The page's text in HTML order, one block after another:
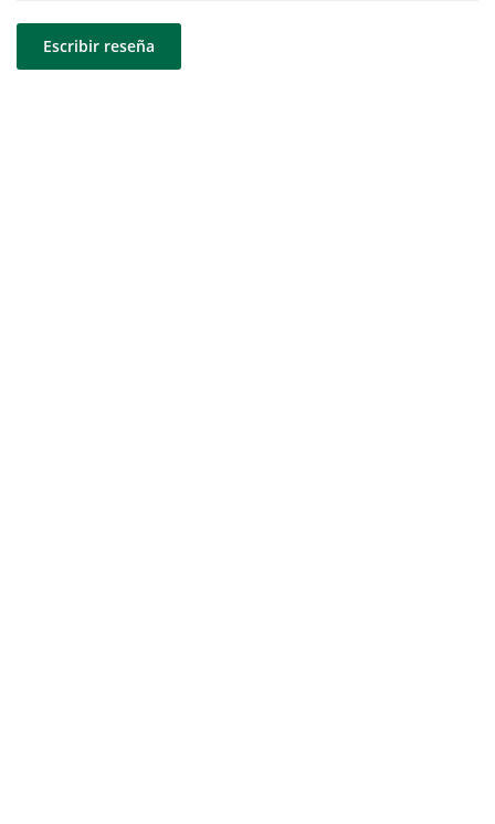
Escribir reseña